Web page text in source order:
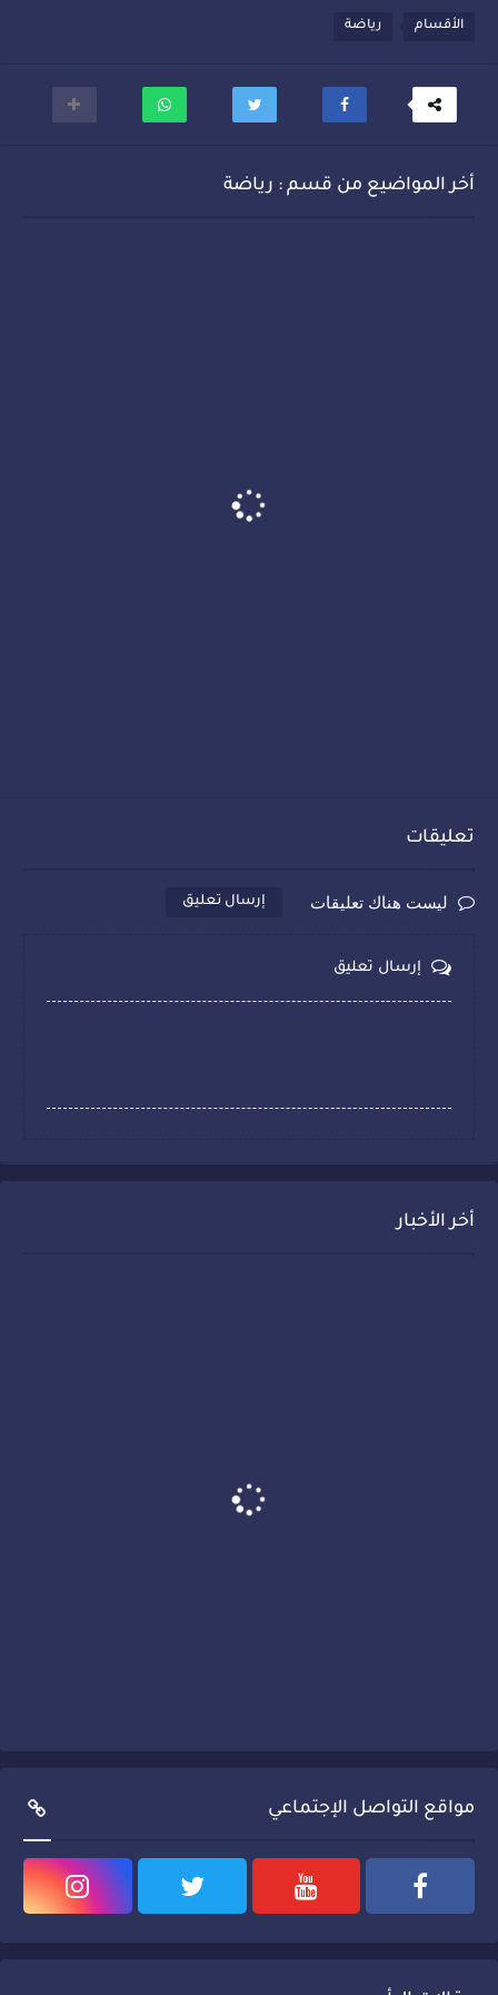
الأقسام رياضة
أخر المواضيع من قسم : رياضة
تعليقات
ليست هناك تعليقات إرسال تعليق
إرسال تعليق
أخر الأخبار
مواقع التواصل الإجتماعي